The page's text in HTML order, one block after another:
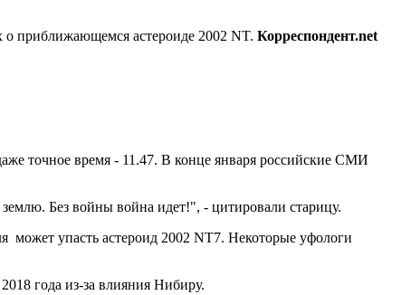
о приближающемся астероиде 2002 NT. Корреспондент.net
точное время - 11.47. В конце января российские СМИ
землю. Без войны война идет!", - цитировали старицу.
упасть астероид 2002 NT7. Некоторые уфологи
года из-за влияния Нибиру.